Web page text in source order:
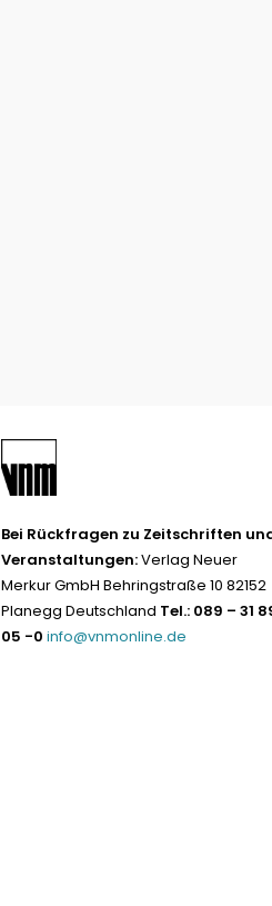
Bei Rückfragen zu Zeitschriften
Veranstaltungen:Verlag Neuer
Merkur GmbH Behringstraße 10 82152
Planegg Deutschland Tel.: 089 – 31
05 -0 info@vnmonline.de